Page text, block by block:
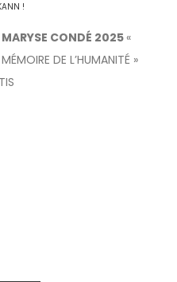
!
CONDÉ 2025«
DE L’HUMANITÉ »